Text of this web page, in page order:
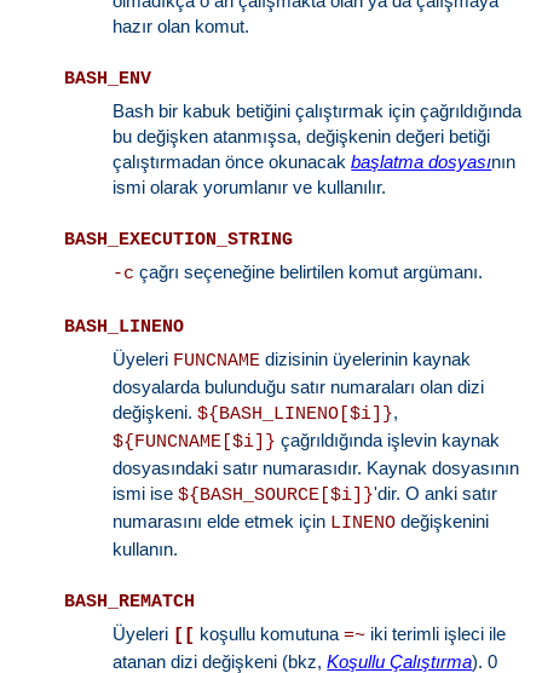
hazır olan komut.
BASH_ENV
Bash bir kabuk betiğini çalıştırmak için çağrıldığında
bu değişken atanmışsa, değişkenin değeri betiği
çalıştırmadan önce okunacakbaşlatma dosyasının
ismi olarak yorumlanır ve kullanılır.
BASH_EXECUTION_STRING
-c çağrı seçeneğine belirtilen komut argümanı.
BASH_LINENO
Üyeleri FUNCNAME dizisinin üyelerinin kaynak
dosyalarda bulunduğu satır numaraları olan dizi
değişkeni.${BASH_LINENO[$i]},
${FUNCNAME[$i]} çağrıldığında işlevin kaynak
dosyasındaki satır numarasıdır. Kaynak dosyasının
ismi ise${BASH_SOURCE[$i]}'dir. O anki satır
numarasını elde etmek için LINENO değişkenini
kullanın.
BASH_REMATCH
Üyeleri [[ koşullu komutuna=~ iki terimli işleci ile
atanan dizi değişkeni (bkz,Koşullu Çalıştırma). 0